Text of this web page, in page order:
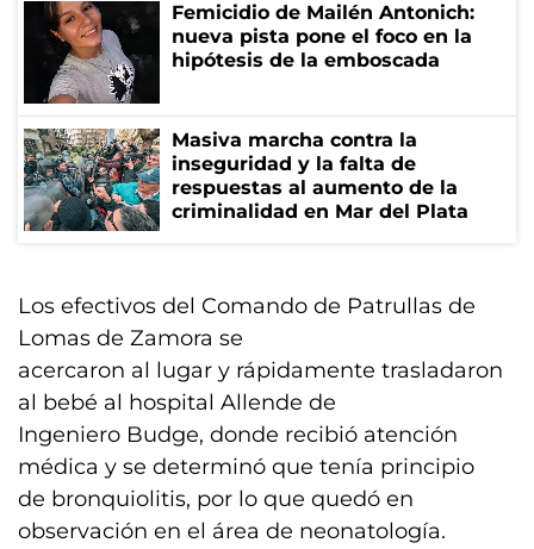
Femicidio de Mailén Antonich:
nueva pista pone el foco en la
hipótesis de la emboscada
Masiva marcha contra la
inseguridad y la falta de
respuestas al aumento de la
criminalidad en Mar del Plata
Los efectivos del Comando de Patrullas de
Lomas de Zamora se
acercaron al lugar y rápidamente trasladaron
al bebé al hospital Allende de
Ingeniero Budge, donde recibió atención
médica y se determinó que tenía principio
de bronquiolitis, por lo que quedó en
observación en el área de neonatología.